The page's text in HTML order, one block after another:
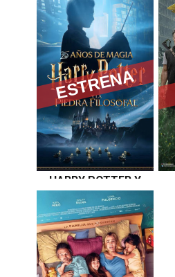
Apta
per a
tots els
públics
HARRY POTTER Y
LA PIEDRA
FILOSOFAL
ESTRENA
+7